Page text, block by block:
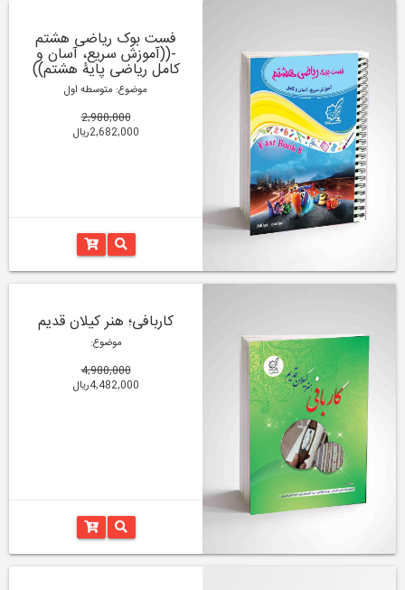
فست بوک ریاضی هشتم
-((آموزش سریع، آسان و
کامل ریاضی پایۀ هشتم))
موضوع: متوسطه اول
2,980,000
2,682,000ریال
کاربافی؛ هنر کیلان قدیم
موضوع:
4,980,000
4,482,000ریال